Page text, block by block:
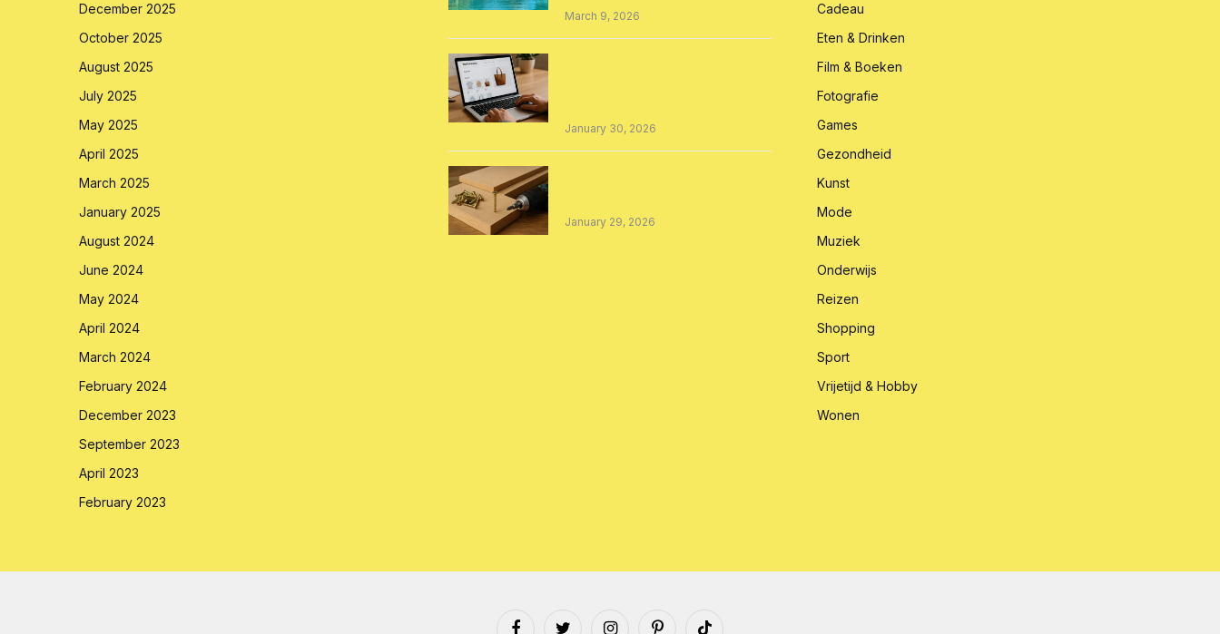
December 2025
October 2025
August 2025
July 2025
May 2025
April 2025
March 2025
January 2025
August 2024
June 2024
May 2024
April 2024
March 2024
February 2024
December 2023
September 2023
April 2023
February 2023
March 9, 2026
January 30, 2026
January 29, 2026
Cadeau
Eten & Drinken
Film & Boeken
Fotografie
Games
Gezondheid
Kunst
Mode
Muziek
Onderwijs
Reizen
Shopping
Sport
Vrijetijd & Hobby
Wonen